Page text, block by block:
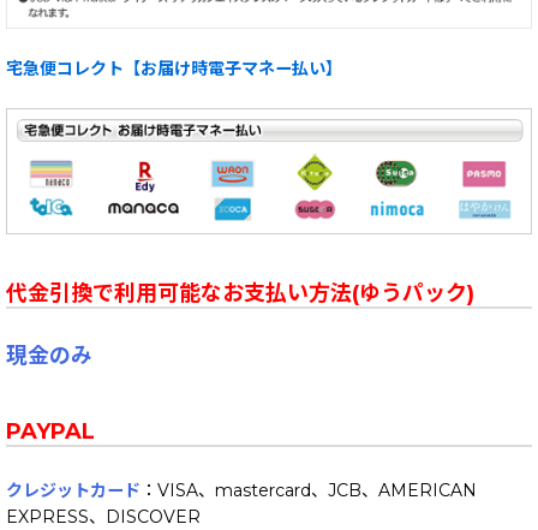
宅急便コレクト【お届け時電子マネー払い】
代金引換で利用可能なお支払い方法(ゆうパック)
現金のみ
PAYPAL
クレジットカード ：VISA、mastercard、JCB、AMERICAN
EXPRESS、DISCOVER